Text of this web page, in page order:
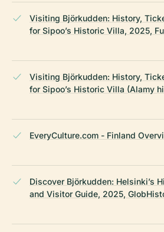
Visiting Björkudden: History,
for Sipoo’s Historic Villa, 2025,
Visiting Björkudden: History,
for Sipoo’s Historic Villa (Alamy
EveryCulture.com - Finland
Discover Björkudden: Helsinki’s
and Visitor Guide, 2025,